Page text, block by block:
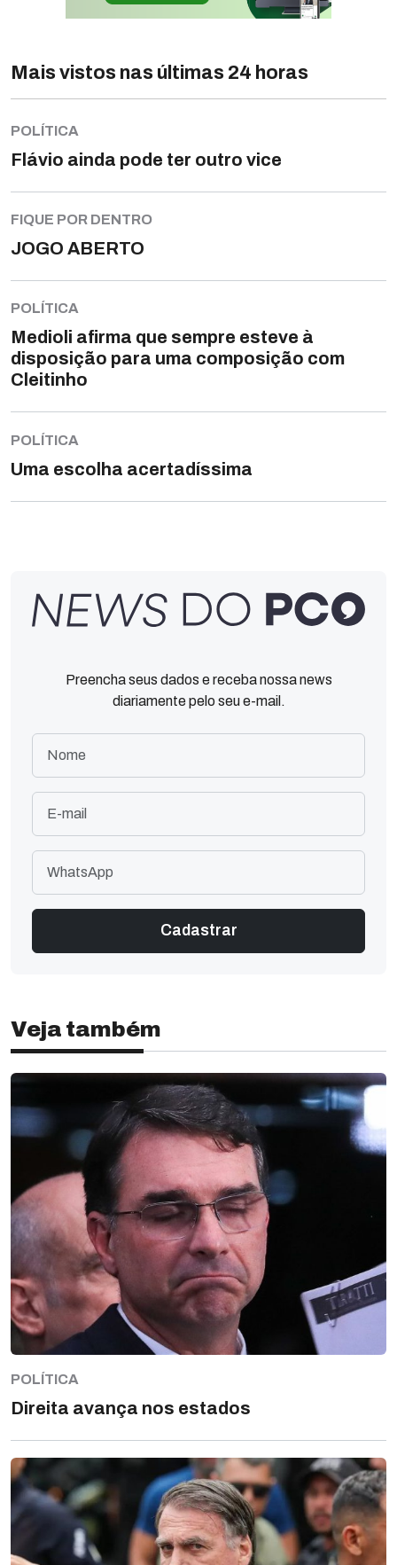
Mais vistos nas últimas 24 horas
POLÍTICA
Flávio ainda pode ter outro vice
FIQUE POR DENTRO
JOGO ABERTO
POLÍTICA
Medioli afirma que sempre esteve à
disposição para uma composição com
Cleitinho
POLÍTICA
Uma escolha acertadíssima
Preencha seus dados e receba nossa news
diariamente pelo seu e-mail.
Veja também
POLÍTICA
Direita avança nos estados